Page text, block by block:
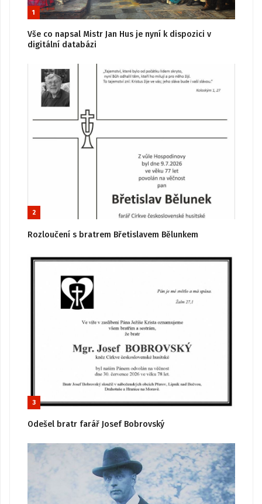
1
Vše co napsal Mistr Jan Hus je nyní k dispozici v
digitální databázi
2
Rozloučení s bratrem Břetislavem Bělunkem
3
Odešel bratr farář Josef Bobrovský